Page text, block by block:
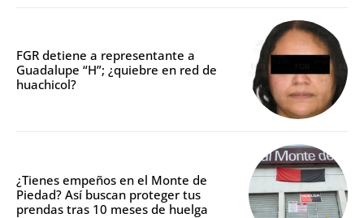
FGR detiene a representante a
Guadalupe “H”; ¿quiebre en red de
huachicol?
¿Tienes empeños en el Monte de
Piedad? Así buscan proteger tus
prendas tras 10 meses de huelga